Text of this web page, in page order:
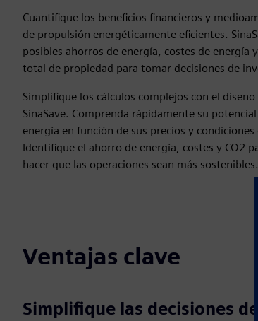
Cuantifique los beneficios financieros y
de propulsión energéticamente eficientes.
posibles ahorros de energía, costes de energía
total de propiedad para tomar decisiones de
Simplifique los cálculos complejos con el
SinaSave. Comprenda rápidamente su
energía en función de sus precios y
Identifique el ahorro de energía, costes y CO2
hacer que las operaciones sean más sostenibles.
Ventajas clave
Simplifique las decisiones de